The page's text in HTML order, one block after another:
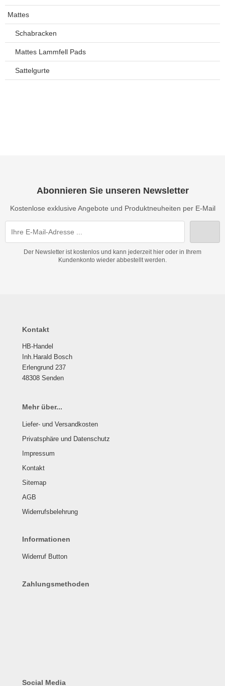
Mattes
Schabracken
Mattes Lammfell Pads
Sattelgurte
Abonnieren Sie unseren Newsletter
Kostenlose exklusive Angebote und Produktneuheiten per E-Mail
Der Newsletter ist kostenlos und kann jederzeit hier oder in Ihrem
Kundenkonto wieder abbestellt werden.
Kontakt
HB-Handel
Inh.Harald Bosch
Erlengrund 237
48308 Senden
Mehr über...
Liefer- und Versandkosten
Privatsphäre und Datenschutz
Impressum
Kontakt
Sitemap
AGB
Widerrufsbelehrung
Informationen
Widerruf Button
Zahlungsmethoden
Social Media